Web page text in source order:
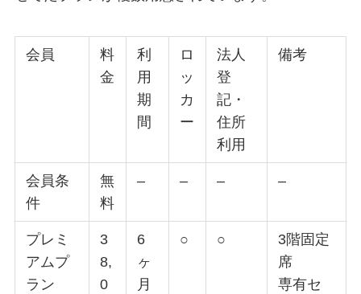
会員
料
金
利
用
期
間
ロ
ッ
カ
ー
法人
登
記・
住所
利用
備考
会員条
件
無
料
– – – –
プレミ
アムプ
ラン
3
8,
0
6
ヶ
月
○ ○
3階固定
席
専有セ